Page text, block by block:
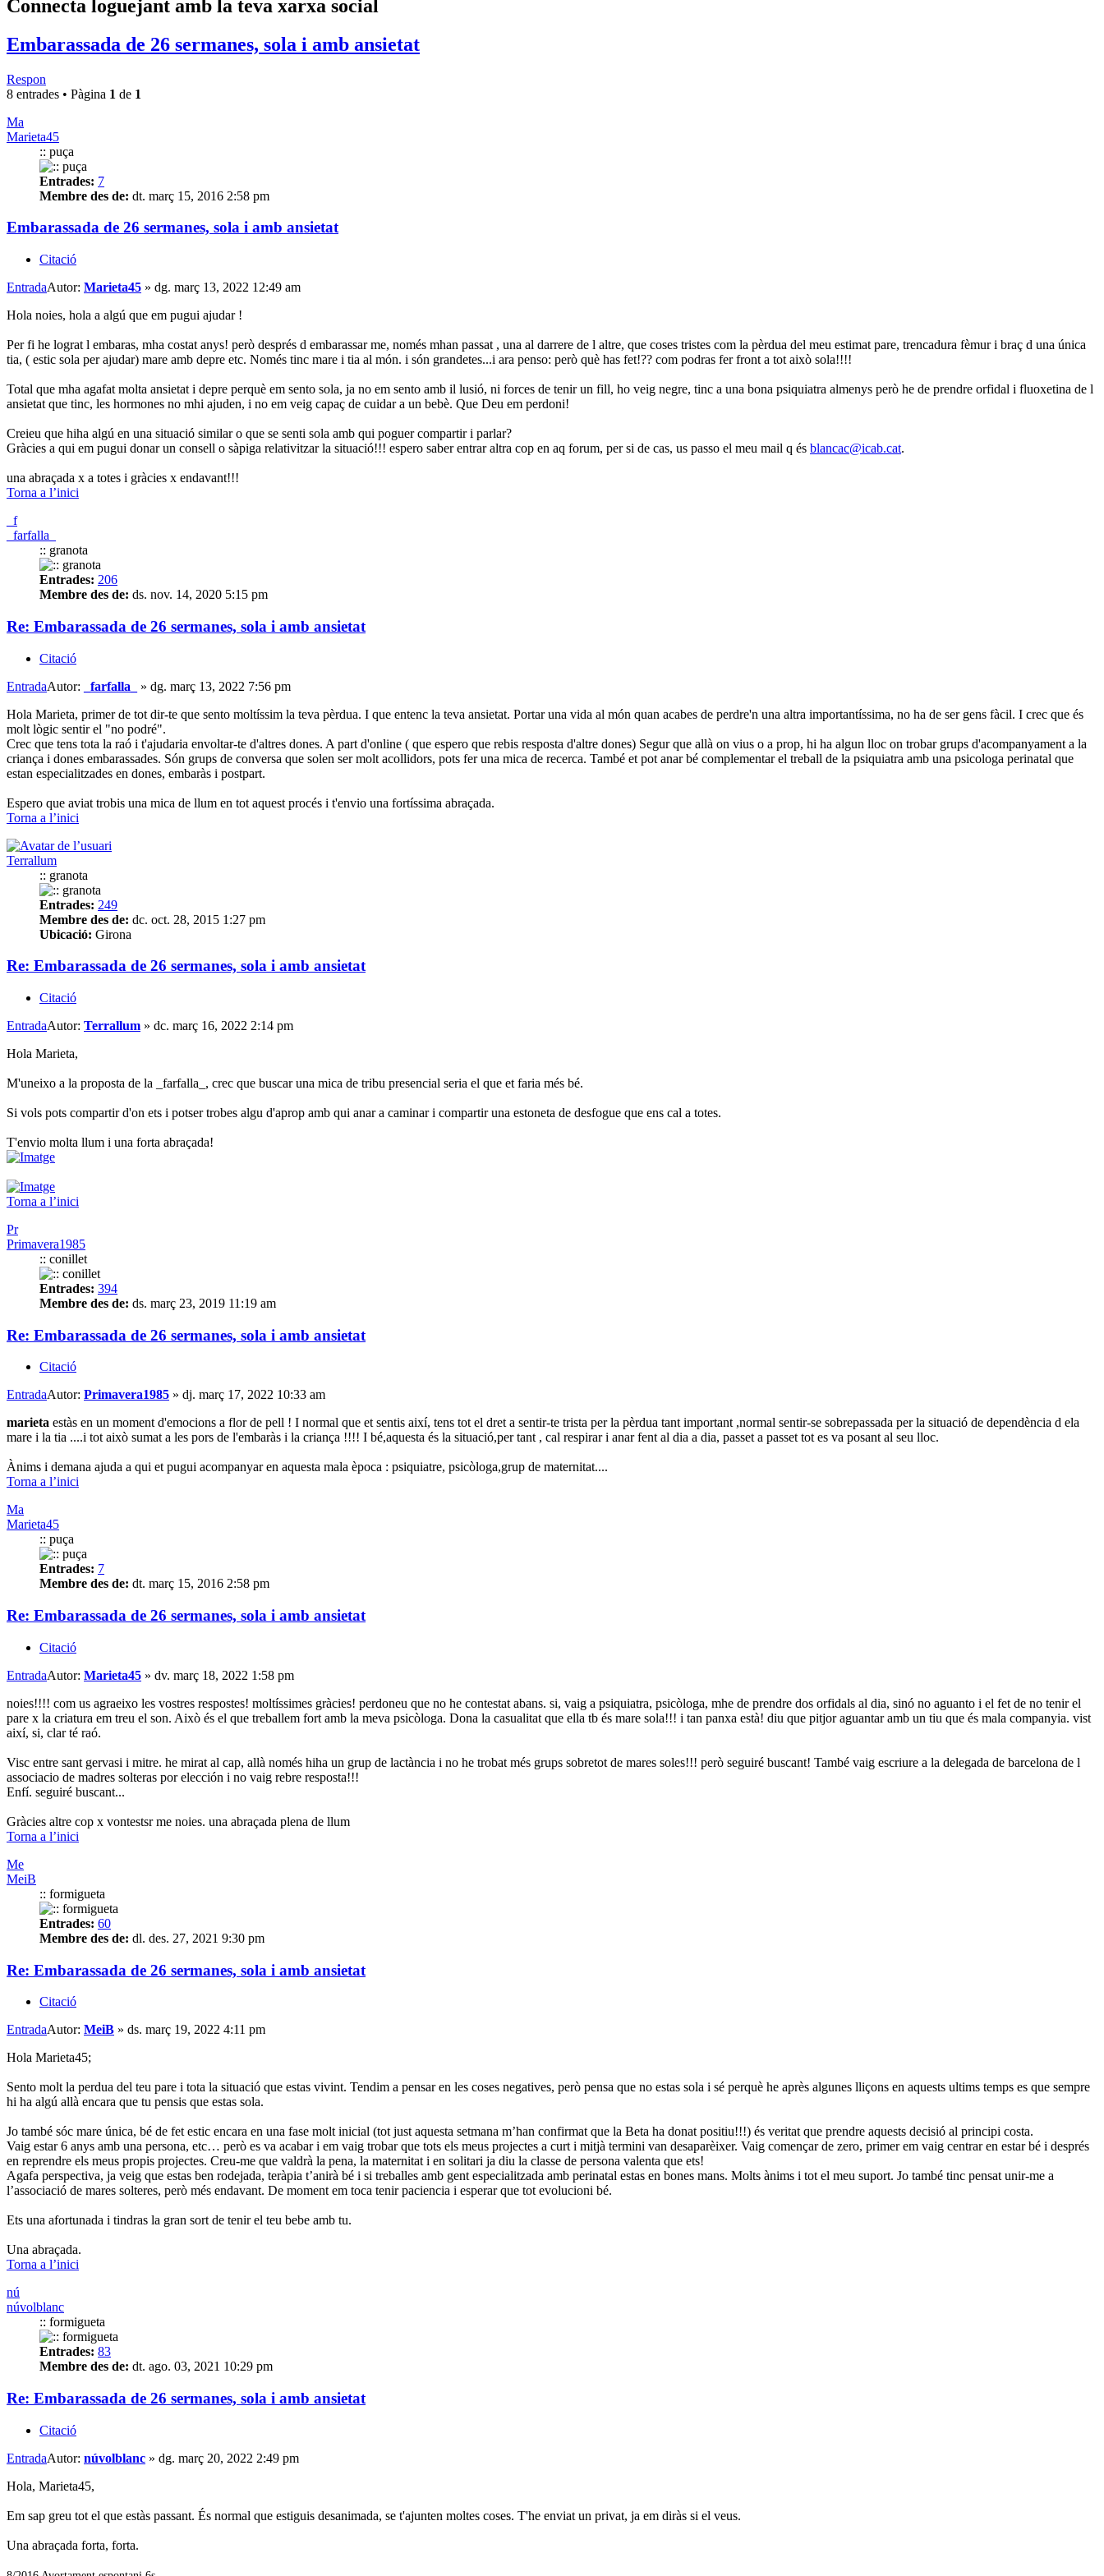
Connecta loguejant amb la teva xarxa social
Embarassada de 26 sermanes, sola i amb ansietat
Respon
8 entrades • Pàgina 1 de 1
Ma
Marieta45
:: puça
Entrades: 7
Membre des de: dt. març 15, 2016 2:58 pm
Embarassada de 26 sermanes, sola i amb ansietat
Citació
EntradaAutor: Marieta45 » dg. març 13, 2022 12:49 am
Hola noies, hola a algú que em pugui ajudar !
Per fi he lograt l embaras, mha costat anys! però després d embarassar me, només mhan passat , una al darrere de l altre, que coses tristes com la pèrdua del meu estimat pare, trencadura fèmur i braç d una única
tia, ( estic sola per ajudar) mare amb depre etc. Només tinc mare i tia al món. i són grandetes...i ara penso: però què has fet!?? com podras fer front a tot això sola!!!!
Total que mha agafat molta ansietat i depre perquè em sento sola, ja no em sento amb il lusió, ni forces de tenir un fill, ho veig negre, tinc a una bona psiquiatra almenys però he de prendre orfidal i fluoxetina de l
ansietat que tinc, les hormones no mhi ajuden, i no em veig capaç de cuidar a un bebè. Que Deu em perdoni!
Creieu que hiha algú en una situació similar o que se senti sola amb qui poguer compartir i parlar?
Gràcies a qui em pugui donar un consell o sàpiga relativitzar la situació!!! espero saber entrar altra cop en aq forum, per si de cas, us passo el meu mail q és blancac@icab.cat.
una abraçada x a totes i gràcies x endavant!!!
Torna a l’inici
_f
_farfalla_
:: granota
Entrades: 206
Membre des de: ds. nov. 14, 2020 5:15 pm
Re: Embarassada de 26 sermanes, sola i amb ansietat
Citació
EntradaAutor: _farfalla_ » dg. març 13, 2022 7:56 pm
Hola Marieta, primer de tot dir-te que sento moltíssim la teva pèrdua. I que entenc la teva ansietat. Portar una vida al món quan acabes de perdre'n una altra importantíssima, no ha de ser gens fàcil. I crec que és
molt lògic sentir el "no podré".
Crec que tens tota la raó i t'ajudaria envoltar-te d'altres dones. A part d'online ( que espero que rebis resposta d'altre dones) Segur que allà on vius o a prop, hi ha algun lloc on trobar grups d'acompanyament a la
criança i dones embarassades. Són grups de conversa que solen ser molt acollidors, pots fer una mica de recerca. També et pot anar bé complementar el treball de la psiquiatra amb una psicologa perinatal que
estan especialitzades en dones, embaràs i postpart.
Espero que aviat trobis una mica de llum en tot aquest procés i t'envio una fortíssima abraçada.
Torna a l’inici
Terrallum
:: granota
Entrades: 249
Membre des de: dc. oct. 28, 2015 1:27 pm
Ubicació: Girona
Re: Embarassada de 26 sermanes, sola i amb ansietat
Citació
EntradaAutor: Terrallum » dc. març 16, 2022 2:14 pm
Hola Marieta,
M'uneixo a la proposta de la _farfalla_, crec que buscar una mica de tribu presencial seria el que et faria més bé.
Si vols pots compartir d'on ets i potser trobes algu d'aprop amb qui anar a caminar i compartir una estoneta de desfogue que ens cal a totes.
T'envio molta llum i una forta abraçada!
Torna a l’inici
Pr
Primavera1985
:: conillet
Entrades: 394
Membre des de: ds. març 23, 2019 11:19 am
Re: Embarassada de 26 sermanes, sola i amb ansietat
Citació
EntradaAutor: Primavera1985 » dj. març 17, 2022 10:33 am
marieta estàs en un moment d'emocions a flor de pell ! I normal que et sentis així, tens tot el dret a sentir-te trista per la pèrdua tant important ,normal sentir-se sobrepassada per la situació de dependència d ela
mare i la tia ....i tot això sumat a les pors de l'embaràs i la criança !!!! I bé,aquesta és la situació,per tant , cal respirar i anar fent al dia a dia, passet a passet tot es va posant al seu lloc.
Ànims i demana ajuda a qui et pugui acompanyar en aquesta mala època : psiquiatre, psicòloga,grup de maternitat....
Torna a l’inici
Ma
Marieta45
:: puça
Entrades: 7
Membre des de: dt. març 15, 2016 2:58 pm
Re: Embarassada de 26 sermanes, sola i amb ansietat
Citació
EntradaAutor: Marieta45 » dv. març 18, 2022 1:58 pm
noies!!!! com us agraeixo les vostres respostes! moltíssimes gràcies! perdoneu que no he contestat abans. si, vaig a psiquiatra, psicòloga, mhe de prendre dos orfidals al dia, sinó no aguanto i el fet de no tenir el
pare x la criatura em treu el son. Això és el que treballem fort amb la meva psicòloga. Dona la casualitat que ella tb és mare sola!!! i tan panxa està! diu que pitjor aguantar amb un tiu que és mala companyia. vist
així, si, clar té raó.
Visc entre sant gervasi i mitre. he mirat al cap, allà només hiha un grup de lactància i no he trobat més grups sobretot de mares soles!!! però seguiré buscant! També vaig escriure a la delegada de barcelona de l
associacio de madres solteras por elección i no vaig rebre resposta!!!
Enfí. seguiré buscant...
Gràcies altre cop x vontestsr me noies. una abraçada plena de llum
Torna a l’inici
Me
MeiB
:: formigueta
Entrades: 60
Membre des de: dl. des. 27, 2021 9:30 pm
Re: Embarassada de 26 sermanes, sola i amb ansietat
Citació
EntradaAutor: MeiB » ds. març 19, 2022 4:11 pm
Hola Marieta45;
Sento molt la perdua del teu pare i tota la situació que estas vivint. Tendim a pensar en les coses negatives, però pensa que no estas sola i sé perquè he après algunes lliçons en aquests ultims temps es que sempre
hi ha algú allà encara que tu pensis que estas sola.
Jo també sóc mare única, bé de fet estic encara en una fase molt inicial (tot just aquesta setmana m’han confirmat que la Beta ha donat positiu!!!) és veritat que prendre aquests decisió al principi costa.
Vaig estar 6 anys amb una persona, etc… però es va acabar i em vaig trobar que tots els meus projectes a curt i mitjà termini van desaparèixer. Vaig començar de zero, primer em vaig centrar en estar bé i després
en reprendre els meus propis projectes. Creu-me que valdrà la pena, la maternitat i en solitari ja diu la classe de persona valenta que ets!
Agafa perspectiva, ja veig que estas ben rodejada, teràpia t’anirà bé i si treballes amb gent especialitzada amb perinatal estas en bones mans. Molts ànims i tot el meu suport. Jo també tinc pensat unir-me a
l’associació de mares solteres, però més endavant. De moment em toca tenir paciencia i esperar que tot evolucioni bé.
Ets una afortunada i tindras la gran sort de tenir el teu bebe amb tu.
Una abraçada.
Torna a l’inici
nú
núvolblanc
:: formigueta
Entrades: 83
Membre des de: dt. ago. 03, 2021 10:29 pm
Re: Embarassada de 26 sermanes, sola i amb ansietat
Citació
EntradaAutor: núvolblanc » dg. març 20, 2022 2:49 pm
Hola, Marieta45,
Em sap greu tot el que estàs passant. És normal que estiguis desanimada, se t'ajunten moltes coses. T'he enviat un privat, ja em diràs si el veus.
Una abraçada forta, forta.